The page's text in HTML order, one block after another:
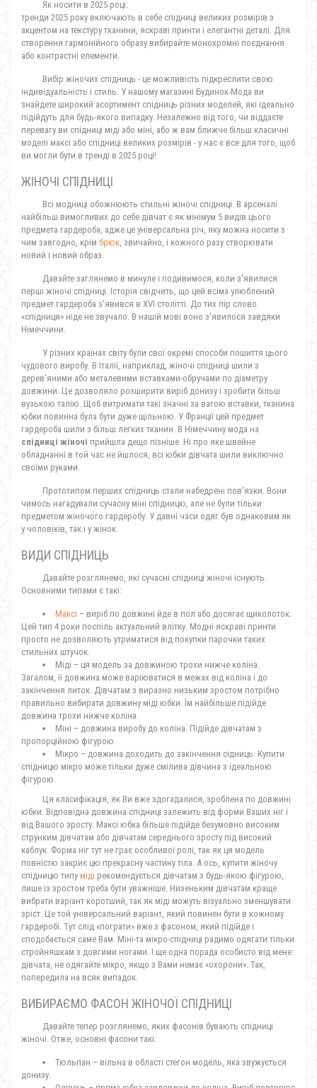
Як носити в 2025 році:
тренди 2025 року включають в себе спідниці великих розмірів з
акцентом на текстуру тканини, яскраві принти і елегантні деталі. Для
створення гармонійного образу вибирайте монохромні поєднання
або контрастні елементи.
Вибір жіночих спідниць - це можливість підкреслити свою
індивідуальність і стиль. У нашому магазині Будинок-Мода ви
знайдете широкий асортимент спідниць різних моделей, які ідеально
підійдуть для будь-якого випадку. Незалежно від того, чи віддаєте
перевагу ви спідниці міді або міні, або ж вам ближче більш класичні
моделі максі або спідниці великих розмірів - у нас є все для того, щоб
ви могли бути в тренді в 2025 році!
ЖІНОЧІ СПІДНИЦІ
Всі модниці обожнюють стильні жіночі спідниці. В арсеналі
найбільш вимогливих до себе дівчат є як мінімум 5 видів цього
предмета гардероба, адже це універсальна річ, яку можна носити з
чим завгодно, крім брюк , звичайно, і кожного разу створювати
новий і новий образ.
Давайте заглянемо в минуле і подивимося, коли з'явилися
перші жіночі спідниці. Історія свідчить, що цей всіма улюблений
предмет гардероба з'явився в XVI столітті. До тих пір слово
«спідниця» ніде не звучало. В нашій мові воно з'явилося завдяки
Німеччини.
У різних країнах світу були свої окремі способи пошиття цього
чудового виробу. В Італії, наприклад, жіночі спідниці шили з
дерев'яними або металевими вставками-обручами по діаметру
довжини. Це дозволяло розширити виріб донизу і зробити більш
вузькою талію. Щоб витримати такі значні за вагою вставки, тканина
юбки повинна була бути дуже щільною. У Франції цей предмет
гардероба шили з більш легких тканин. В Німеччину мода на
спідниці жіночі прийшла дещо пізніше. Ні про яке швейне
обладнанні в той час не йшлося, всі юбки дівчата шили виключно
своїми руками.
Прототипом перших спідниць стали набедрені пов'язки. Вони
чимось нагадували сучасну міні спідницю, але не були тільки
предметом жіночого гардеробу. У давні часи одяг був однаковим як
у чоловіків, так і у жінок.
ВИДИ СПІДНИЦЬ
Давайте розглянемо, які сучасні спідниці жіночі існують.
Основними типами є такі:
Максі – виріб по довжині йде в пол або досягає щиколоток.
Цей тип 4 роки поспіль актуальний влітку. Модні яскраві принти
просто не дозволяють утриматися від покупки парочки таких
стильних штучок.
Міді – ця модель за довжиною трохи нижче коліна.
Загалом, її довжина може варіюватися в межах від коліна і до
закінчення литок. Дівчатам з виразно низьким зростом потрібно
правильно вибирати довжину міді юбки. Їм найбільше підійде
довжина трохи нижче коліна.
Міні – довжина виробу до коліна. Підійде дівчатам з
пропорційною фігурою.
Мікро – довжина доходить до закінчення сідниць. Купити
спідницю мікро може тільки дуже смілива дівчина з ідеальною
фігурою.
Ця класифікація, як Ви вже здогадалися, зроблена по довжині
юбки. Відповідна довжина спідниці залежить від форми Ваших ніг і
від Вашого зросту. Максі юбка більше підійде безумовно високим
струнким дівчатам або дівчатам середнього зросту під високий
каблук. Форма ніг тут не грає особливої ролі, так як ця модель
повністю закриє цю прекрасну частину тіла. А ось, купити жіночу
спідницю типу міді рекомендується дівчатам з будь-якою фігурою,
лише із зростом треба бути уважніше. Низеньким дівчатам краще
вибрати варіант коротший, так як міді можуть візуально зменшувати
зріст. Це той універсальний варіант, який повинен бути в кожному
гардеробі. Тут слід «пограти» вже з фасоном, який підійде і
сподобається саме Вам. Міні-та мікро-спідниці радимо одягати тільки
стройняшкам з довгими ногами. І ще одна порада особисто від мене:
дівчата, не одягайте мікро, якщо з Вами немає «охорони». Так,
попередила на всяк випадок.
ВИБИРАЄМО ФАСОН ЖІНОЧОЇ СПІДНИЦІ
Давайте тепер розглянемо, яких фасонів бувають спідниці
жіночі. Отже, основні фасони такі:
Тюльпан – вільна в області стегон модель, яка звужується
донизу.